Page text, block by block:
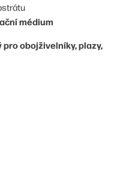
médium
obojživelníky, plazy,